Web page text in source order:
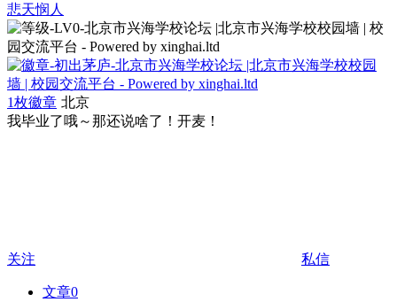
悲天悯人
1枚徽章 北京
我毕业了哦～那还说啥了！开麦！
关注 私信
文章0